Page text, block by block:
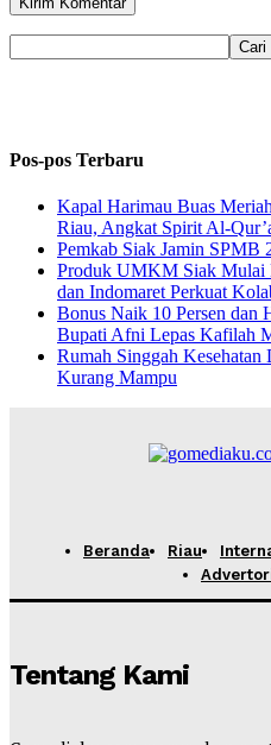
Pos-pos Terbaru
Kapal Harimau Buas
Riau, Angkat Spirit Al-
Pemkab Siak Jamin SPMB
Produk UMKM Siak Mulai
dan Indomaret Perkuat
Bonus Naik 10 Persen dan
Bupati Afni Lepas Kafilah
Rumah Singgah Kesehatan
Kurang Mampu
Beranda Riau
Tentang Kami